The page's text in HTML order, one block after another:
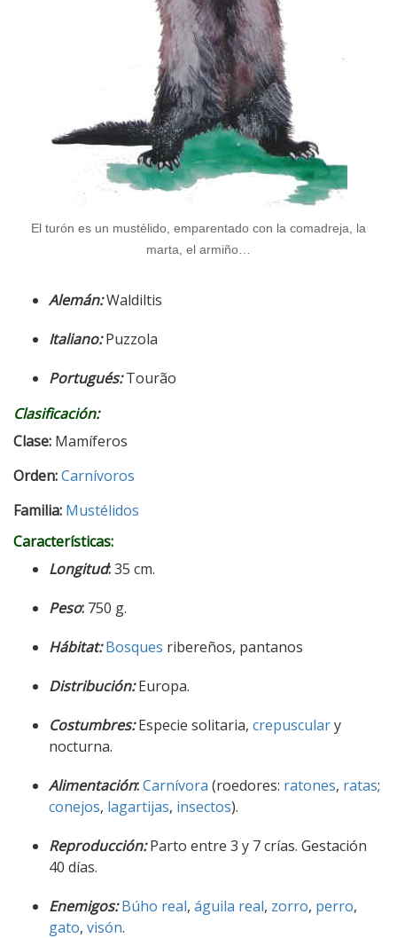
El turón es un mustélido, emparentado con la comadreja, la
marta, el armiño…
Alemán:Waldiltis
Italiano:Puzzola
Portugués:Tourão
Clasificación:
Clase: Mamíferos
Orden:Carnívoros
Familia: Mustélidos
Características:
Longitud:35 cm.
Peso: 750 g.
Hábitat: Bosques ribereños, pantanos
Distribución:Europa.
Costumbres:Especie solitaria, crepusculary
nocturna.
Alimentación:Carnívora (roedores: ratones, ratas;
conejos, lagartijas, insectos).
Reproducción:Parto entre 3 y 7 crías. Gestación
40 días.
Enemigos: Búho real, águila real, zorro, perro,
gato, visón.